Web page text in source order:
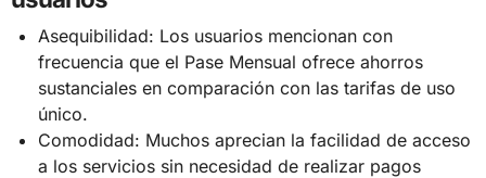
Asequibilidad: Los usuarios mencionan con
frecuencia que el Pase Mensual ofrece ahorros
sustanciales en comparación con las tarifas de uso
único.
Comodidad: Muchos aprecian la facilidad de acceso
a los servicios sin necesidad de realizar pagos